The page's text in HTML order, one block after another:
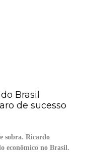
Brasil
de sucesso
sobra. Ricardo
econômico no Brasil.